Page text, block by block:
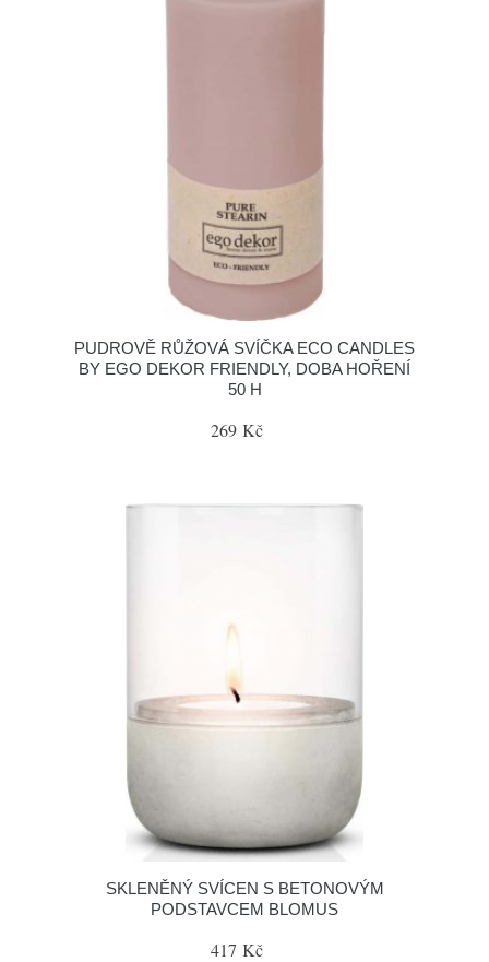
PUDROVĚ RŮŽOVÁ SVÍČKA ECO CANDLES
BY EGO DEKOR FRIENDLY, DOBA HOŘENÍ
50 H
269 Kč
SKLENĚNÝ SVÍCEN S BETONOVÝM
PODSTAVCEM BLOMUS
417 Kč